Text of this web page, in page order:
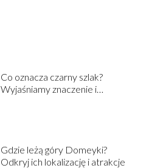
Co oznacza czarny szlak?
Wyjaśniamy znaczenie i
Gdzie leżą góry Domeyki?
Odkryj ich lokalizację i atrakcje